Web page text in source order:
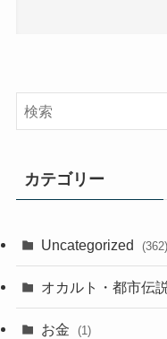
カテゴリー
Uncategorized (362)
オカルト・都市伝説
お金 (1)